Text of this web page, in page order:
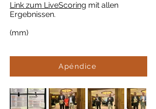
Link zum LiveScoring mit allen
Ergebnissen.
(mm)
Apéndice